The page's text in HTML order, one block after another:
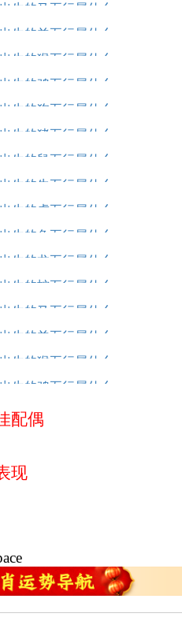
生的马五行属什么
生的羊五行属什么
生的猴五行属什么
生的鸡五行属什么
生的狗五行属什么
生的猪五行属什么
生的鼠五行属什么
生的牛五行属什么
生的虎五行属什么
生的兔五行属什么
生的龙五行属什么
生的蛇五行属什么
生的马五行属什么
生的羊五行属什么
生的猴五行属什么
生的鸡五行属什么
配偶
现